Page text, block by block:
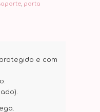
, porta
e com